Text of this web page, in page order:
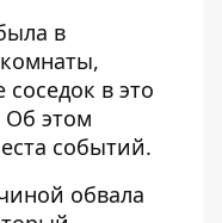
в
соседок в это
Об этом
событий.
обвала